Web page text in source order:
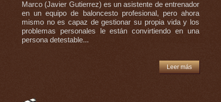
Marco (Javier Gutierrez) es un asistente de entrenador
en un equipo de baloncesto profesional, pero ahora
mismo no es capaz de gestionar su propia vida y los
problemas personales le están convirtiendo en una
persona detestable...
Leer más